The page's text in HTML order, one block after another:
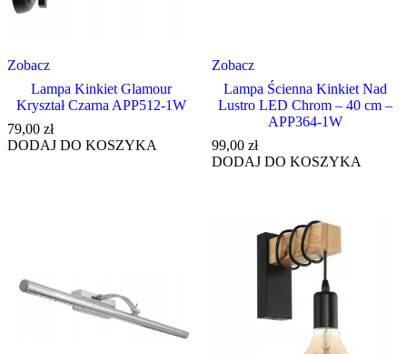
Zobacz
Lampa Kinkiet Glamour
Kryształ Czarna APP512-1W
79,00 zł
DODAJ DO KOSZYKA
Zobacz
Lampa Ścienna Kinkiet Nad
Lustro LED Chrom – 40 cm –
APP364-1W
99,00 zł
DODAJ DO KOSZYKA